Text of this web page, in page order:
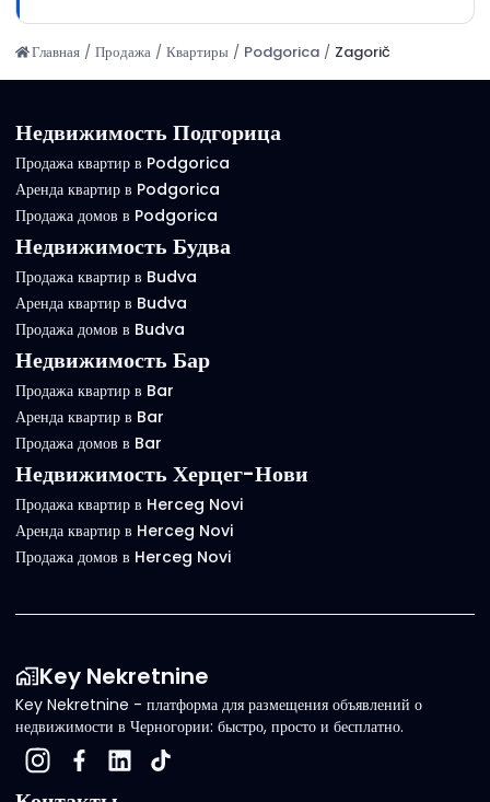
Главная / Продажа / Квартиры / Podgorica / Zagorič
Недвижимость Подгорица
Продажа квартир в Podgorica
Аренда квартир в Podgorica
Продажа домов в Podgorica
Недвижимость Будва
Продажа квартир в Budva
Аренда квартир в Budva
Продажа домов в Budva
Недвижимость Бар
Продажа квартир в Bar
Аренда квартир в Bar
Продажа домов в Bar
Недвижимость Херцег-Нови
Продажа квартир в Herceg Novi
Аренда квартир в Herceg Novi
Продажа домов в Herceg Novi
Key Nekretnine
Key Nekretnine - платформа для размещения объявлений о
недвижимости в Черногории: быстро, просто и бесплатно.